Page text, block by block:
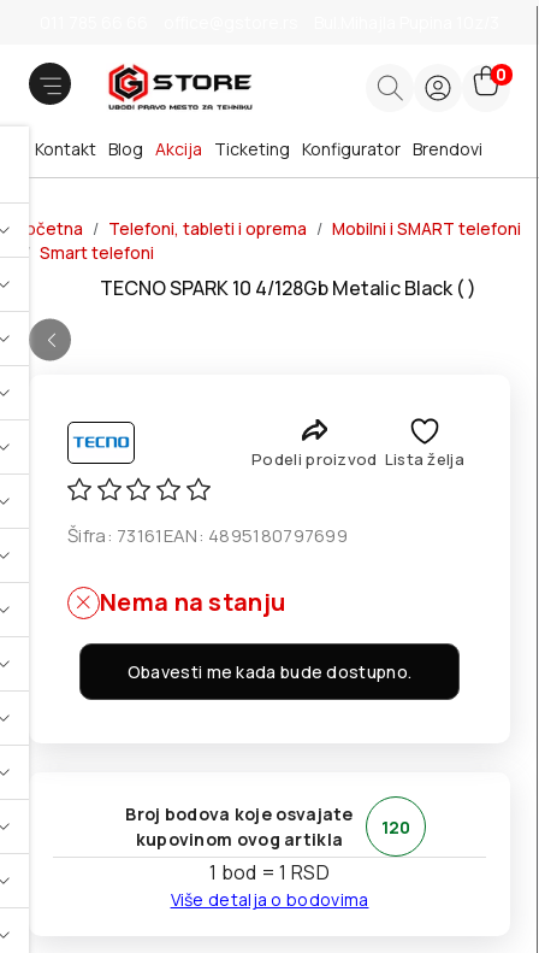
0
Brendovi
Blog Akcija
Kontakt Ticketing Konfigurator
Početna Telefoni, tableti i oprema
Mobilni i SMART telefoni
Smart telefoni
TECNO SPARK 10 4/128Gb Metalic Black ( )
Podeli proizvod Lista želja
Šifra: 73161EAN: 4895180797699
Nema na stanju
Obavesti me kada bude dostupno.
Broj bodova koje osvajate
kupovinom ovog artikla
120
1 bod = 1 RSD
Više detalja o bodovima